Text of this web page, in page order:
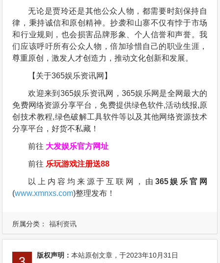
所属分类： 福利资讯
无论是贾玲还是其他公众人物，都需要时刻保持自
律，秉持诚信和原创精神。抄袭和山寨不仅有悖于市场
和行业规则，也会损害品牌形象、个人信誉和声誉。我
们应该呼吁所有公众人物，倍加珍惜自己的职业生涯，
尊重原创，激发人才创造力，推动文化创新和发展。
【关于365娱乐资讯网】
欢迎来到365娱乐资讯网，365娱乐网是全网最大的
免费网络资源分享平台，免费提供绿色软件,活动线报,原
创技术教程,绿色破解工具软件等以及其他网络资源技术
分享平台，好货不私藏！
前往 大发娱乐官方网址
前往 乐玩游戏注册送88
以上内容均来源于互联网，由 365娱乐官网
(www.xmnxs.com)整理发布！
版权声明：本站原创文章，于2023年10月31日